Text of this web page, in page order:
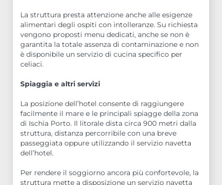
La struttura presta attenzione anche alle esigenze
alimentari degli ospiti con intolleranze. Su richiesta
vengono proposti menu dedicati, anche se non è
garantita la totale assenza di contaminazione e non
è disponibile un servizio di cucina specifico per
celiaci.
Spiaggia e altri servizi
La posizione dell’hotel consente di raggiungere
facilmente il mare e le principali spiagge della zona
di Ischia Porto. Il litorale dista circa 900 metri dalla
struttura, distanza percorribile con una breve
passeggiata oppure utilizzando il servizio navetta
dell’hotel.
Per rendere il soggiorno ancora più confortevole, la
struttura mette a disposizione un servizio navetta